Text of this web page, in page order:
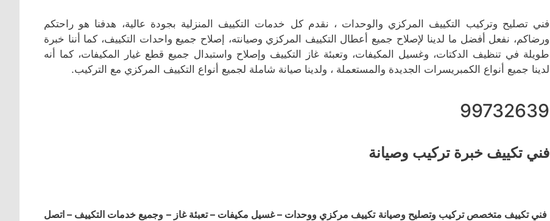
فني تصليح وتركيب التكييف المركزي والوحدات ، نقدم كل خدمات التكييف المنزلية بجودة عالية، هدفنا هو راحتكم
ورضاكم، نفعل أفضل ما لدينا لإصلاح جميع أعطال التكييف المركزي وصيانته، إصلاح جميع واحدات التكييف، كما أننا خبرة
طويلة في تنظيف الدكتات، وغسيل المكيفات، وتعبئة غاز التكييف وإصلاح واستبدال جميع قطع غيار المكيفات، كما أنه
لدينا جميع أنواع الكمبريسرات الجديدة والمستعملة ، ولدينا صيانة شاملة لجميع أنواع التكييف المركزي مع التركيب.
99732639
فني تكييف خبرة تركيب وصيانة
فني تكييف متخصص تركيب وتصليح وصيانة تكييف مركزي ووحدات – غسيل مكيفات – تعبئة غاز – وجميع خدمات التكييف – اتصل